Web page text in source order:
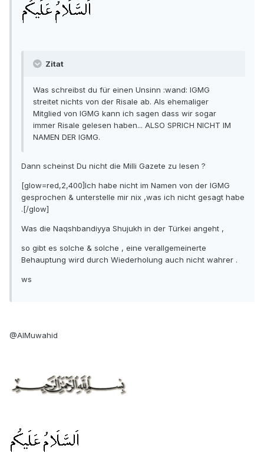
Zitat
Was schreibst du für einen Unsinn :wand: IGMG
streitet nichts von der Risale ab. Als ehemaliger
Mitglied von IGMG kann ich sagen dass wir sogar
immer Risale gelesen haben... ALSO SPRICH NICHT IM
NAMEN DER IGMG.
Dann scheinst Du nicht die Milli Gazete zu lesen ?
[glow=red,2,400]Ich habe nicht im Namen von der IGMG
gesprochen & unterstelle mir nix ,was ich nicht gesagt habe
.[/glow]
Was die Naqshbandiyya Shujukh in der Türkei angeht ,
so gibt es solche & solche , eine verallgemeinerte
Behauptung wird durch Wiederholung auch nicht wahrer .
ws
@AlMuwahid